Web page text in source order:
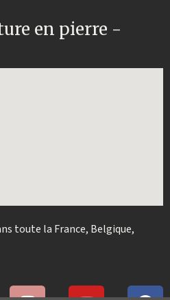
en pierre -
toute la France, Belgique,